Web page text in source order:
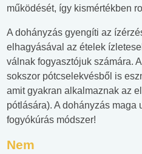
működését, így kismértékben
A dohányzás gyengíti az
elhagyásával az ételek
válnak fogyasztójuk számára.
sokszor pótcselekvésből is
amit gyakran alkalmaznak az
pótlására). A dohányzás maga
fogyókúrás módszer!
Nem